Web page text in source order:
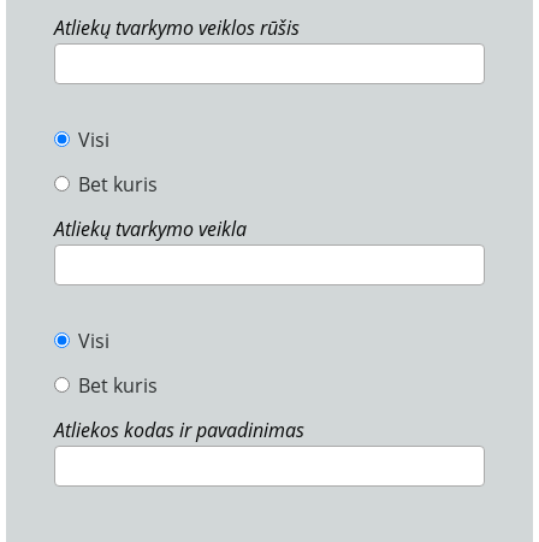
Atliekų tvarkymo veiklos rūšis
Visi
Bet kuris
Atliekų tvarkymo veikla
Visi
Bet kuris
Atliekos kodas ir pavadinimas